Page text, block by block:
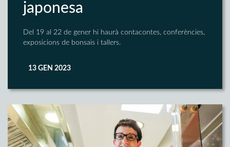
japonesa
Del 19 al 22 de gener hi haurà contacontes, conferències,
exposicions de bonsais i tallers.
13 GEN 2023